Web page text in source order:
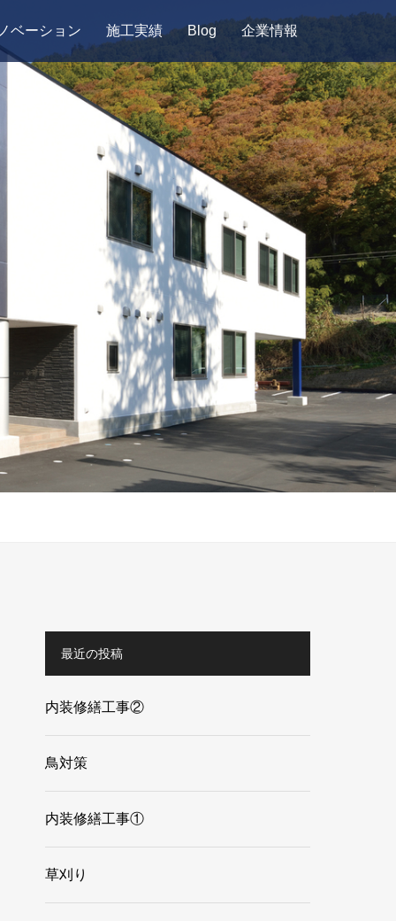
ベーション 施工実績 Blog 企業情報
最近の投稿
内装修繕工事②
鳥対策
内装修繕工事①
草刈り